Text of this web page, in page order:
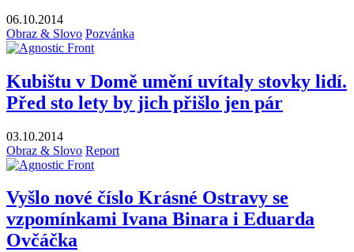
06.10.2014
Obraz & Slovo Pozvánka
Kubištu v Domě umění uvítaly stovky lidí.
Před sto lety by jich přišlo jen pár
03.10.2014
Obraz & Slovo Report
Vyšlo nové číslo Krásné Ostravy se
vzpomínkami Ivana Binara i Eduarda
Ovčáčka